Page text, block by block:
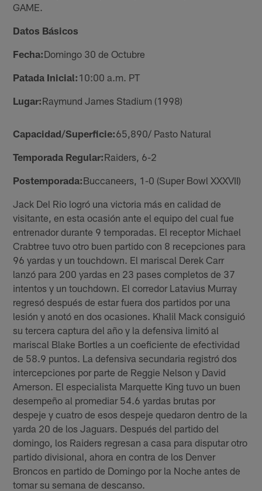
GAME.
Datos Básicos
Fecha:Domingo 30 de Octubre
Patada Inicial: 10:00 a.m. PT
Lugar:Raymund James Stadium (1998)
Capacidad/Superficie:65,890/ Pasto Natural
Temporada Regular:Raiders, 6-2
Postemporada:Buccaneers, 1-0 (Super Bowl XXXVII)
Jack Del Rio logró una victoria más en calidad de
visitante, en esta ocasión ante el equipo del cual fue
entrenador durante 9 temporadas. El receptor Michael
Crabtree tuvo otro buen partido con 8 recepciones para
96 yardas y un touchdown. El mariscal Derek Carr
lanzó para 200 yardas en 23 pases completos de 37
intentos y un touchdown. El corredor Latavius Murray
regresó después de estar fuera dos partidos por una
lesión y anotó en dos ocasiones. Khalil Mack consiguió
su tercera captura del año y la defensiva limitó al
mariscal Blake Bortles a un coeficiente de efectividad
de 58.9 puntos. La defensiva secundaria registró dos
intercepciones por parte de Reggie Nelson y David
Amerson. El especialista Marquette King tuvo un buen
desempeño al promediar 54.6 yardas brutas por
despeje y cuatro de esos despeje quedaron dentro de la
yarda 20 de los Jaguars. Después del partido del
domingo, los Raiders regresan a casa para disputar otro
partido divisional, ahora en contra de los Denver
Broncos en partido de Domingo por la Noche antes de
tomar su semana de descanso.